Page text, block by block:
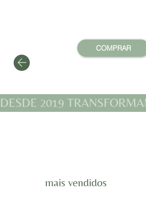
COMPRAR
DESDE 2019
mais vendidos